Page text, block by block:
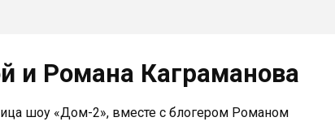
и Романа Каграманова
шоу «Дом-2», вместе с блогером Романом